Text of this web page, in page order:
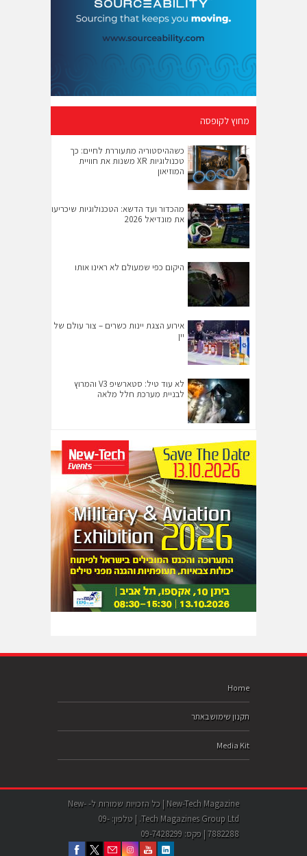
מחוץ לקופסה
כשההיסטוריה מתעוררת לחיים: כך
טכנולוגיות XR משנות את חוויית
המוזיאון
מהכדור ועד הדשא: הטכנולוגיות שיכריעו
את מונדיאל 2026
היקום כפי שמעולם לא ראינו אותו
אירוע הצגת יינות כשרים – צור עולם של
יין
לא עוד טיל: סטארשיפ V3 והמרוץ
לבניית מערכת חלל מלאה
Home
תקנון שימוש באתר
Media Kit
New-Tech Magazine | כל הזכויות שמורות ל- New-
Tech Magazines Group Ltd. | טלפון: 09-
7882288 | פקס: 09-7428299